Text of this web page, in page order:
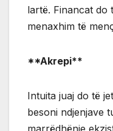
lartë. Financat do
menaxhim të
**Akrepi**
Intuita juaj do të
besoni ndjenjave
marrëdhënie